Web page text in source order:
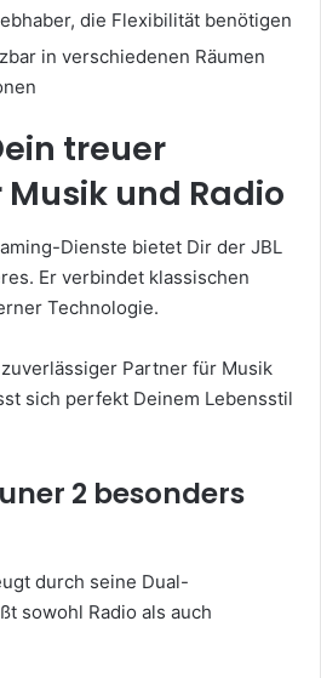
die Flexibilität benötigen
in verschiedenen Räumen
treuer
und Radio
Dienste bietet Dir der JBL
Er verbindet klassischen
Technologie.
Partner für Musik
sich perfekt Deinem Lebensstil
2 besonders
durch seine Dual-
sowohl Radio als auch